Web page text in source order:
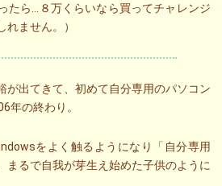
たら…８万くらいなら買ってチャレンジ
ません。）
が出てきて、初めて自分専用のパソコン
年の終わり。
をよく触るようになり「自分専用
まるで自我が芽生え始めた子供のように